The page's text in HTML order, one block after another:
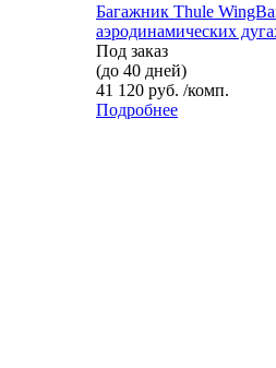
Багажник Thule
аэродинамических
Под заказ
(до 40 дней)
41 120 руб. /комп.
Подробнее